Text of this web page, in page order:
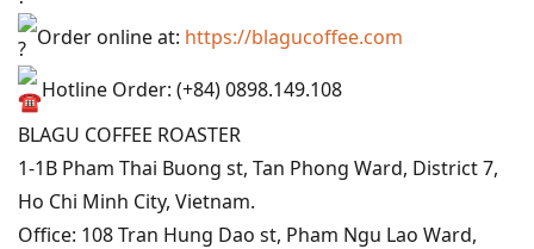
Order online at: https://blagucoffee.com
Hotline Order: (+84) 0898.149.108
BLAGU COFFEE ROASTER
1-1B Pham Thai Buong st, Tan Phong Ward, District 7,
Ho Chi Minh City, Vietnam.
Office: 108 Tran Hung Dao st, Pham Ngu Lao Ward,